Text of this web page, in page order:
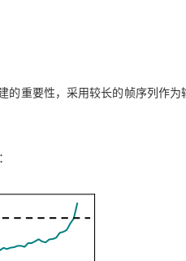
重要性，采用较长的帧序列作